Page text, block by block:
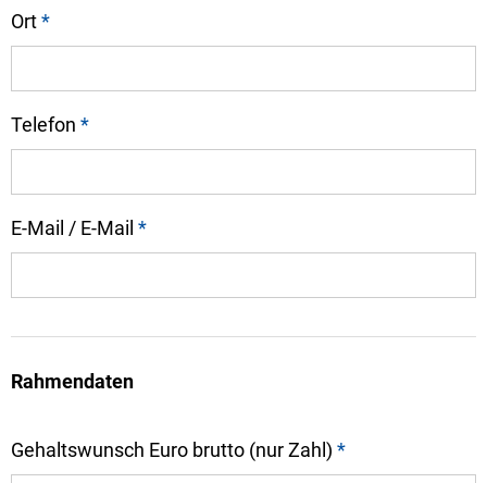
Ort*
Telefon *
E-Mail / E-Mail *
Rahmendaten
Gehaltswunsch Euro brutto (nur Zahl) *